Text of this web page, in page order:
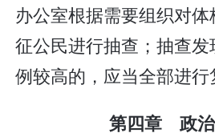
办公室根据需要组织对
征公民进行抽查；抽查
例较高的，应当全部进行
第四章 政